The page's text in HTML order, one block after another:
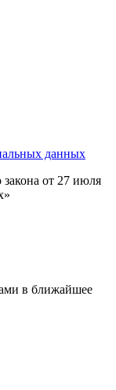
данных
закона от 27 июля
в ближайшее